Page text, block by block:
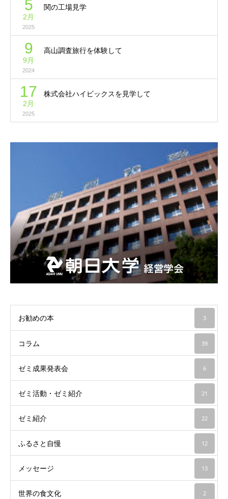
5
2月
2025
関の工場見学
9
9月
2024
高山調査旅行を体験して
17
2月
2025
株式会社ハイビックスを見学して
お勧めの本 3
コラム 39
ゼミ成果発表会 6
ゼミ活動・ゼミ紹介 21
ゼミ紹介 22
ふるさと自慢 12
メッセージ 13
世界の食文化 2